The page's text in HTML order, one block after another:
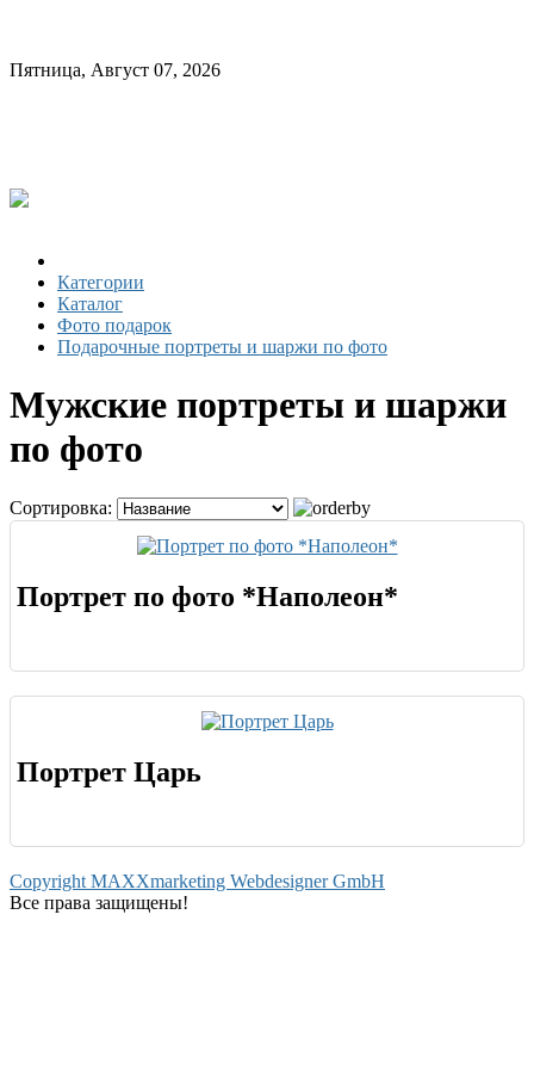
Пятница, Август 07, 2026
Категории
Каталог
Фото подарок
Подарочные портреты и шаржи по фото
Мужские портреты и шаржи
по фото
Сортировка:
Портрет по фото *Наполеон*
Портрет Царь
Copyright MAXXmarketing Webdesigner GmbH
Все права защищены!